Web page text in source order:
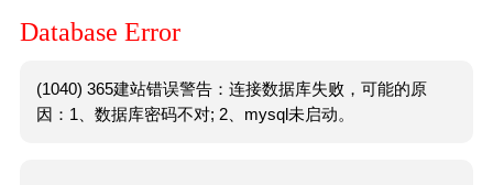
Database Error
(1040) 365建站错误警告：连接数据库失败，可能的原
因：1、数据库密码不对; 2、mysql未启动。